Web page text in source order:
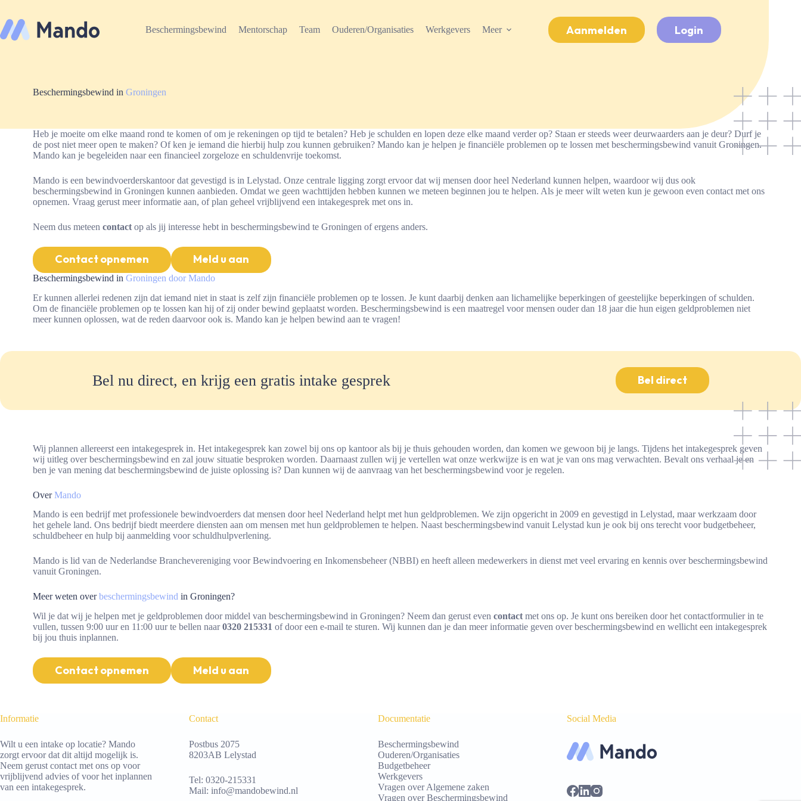
de
inhoud
Beschermingsbewind Mentorschap Team Ouderen/Organisaties Werkgevers Meer Aanmelden Login
Beschermingsbewind in Groningen
Heb je moeite om elke maand rond te komen of om je rekeningen op tijd te betalen? Heb je schulden en lopen deze elke maand verder op? Staan er steeds weer deurwaarders aan je deur? Durf je
de post niet meer open te maken? Of ken je iemand die hierbij hulp zou kunnen gebruiken? Mando kan je helpen je financiële problemen op te lossen met beschermingsbewind vanuit Groningen.
Mando kan je begeleiden naar een financieel zorgeloze en schuldenvrije toekomst.
Mando is een bewindvoerderskantoor dat gevestigd is in Lelystad. Onze centrale ligging zorgt ervoor dat wij mensen door heel Nederland kunnen helpen, waardoor wij dus ook
beschermingsbewind in Groningen kunnen aanbieden. Omdat we geen wachttijden hebben kunnen we meteen beginnen jou te helpen. Als je meer wilt weten kun je gewoon even contact met ons
opnemen. Vraag gerust meer informatie aan, of plan geheel vrijblijvend een intakegesprek met ons in.
Neem dus meteen contact op als jij interesse hebt in beschermingsbewind te Groningen of ergens anders.
Contact opnemen Meld u aan
Beschermingsbewind in Groningen door Mando
Er kunnen allerlei redenen zijn dat iemand niet in staat is zelf zijn financiële problemen op te lossen. Je kunt daarbij denken aan lichamelijke beperkingen of geestelijke beperkingen of schulden.
Om de financiële problemen op te lossen kan hij of zij onder bewind geplaatst worden. Beschermingsbewind is een maatregel voor mensen ouder dan 18 jaar die hun eigen geldproblemen niet
meer kunnen oplossen, wat de reden daarvoor ook is. Mando kan je helpen bewind aan te vragen!
Bel nu direct, en krijg een gratis intake gesprek Bel direct
Wij plannen allereerst een intakegesprek in. Het intakegesprek kan zowel bij ons op kantoor als bij je thuis gehouden worden, dan komen we gewoon bij je langs. Tijdens het intakegesprek geven
wij uitleg over beschermingsbewind en zal jouw situatie besproken worden. Daarnaast zullen wij je vertellen wat onze werkwijze is en wat je van ons mag verwachten. Bevalt ons verhaal je en
ben je van mening dat beschermingsbewind de juiste oplossing is? Dan kunnen wij de aanvraag van het beschermingsbewind voor je regelen.
OverMando
Mando is een bedrijf met professionele bewindvoerders dat mensen door heel Nederland helpt met hun geldproblemen. We zijn opgericht in 2009 en gevestigd in Lelystad, maar werkzaam door
het gehele land. Ons bedrijf biedt meerdere diensten aan om mensen met hun geldproblemen te helpen. Naast beschermingsbewind vanuit Lelystad kun je ook bij ons terecht voor budgetbeheer,
schuldbeheer en hulp bij aanmelding voor schuldhulpverlening.
Mando is lid van de Nederlandse Branchevereniging voor Bewindvoering en Inkomensbeheer (NBBI) en heeft alleen medewerkers in dienst met veel ervaring en kennis over beschermingsbewind
vanuit Groningen.
Meer weten overbeschermingsbewind in Groningen?
Wil je dat wij je helpen met je geldproblemen door middel van beschermingsbewind in Groningen? Neem dan gerust even contactmet ons op. Je kunt ons bereiken door het contactformulier in te
vullen, tussen 9:00 uur en 11:00 uur te bellen naar0320 215331 of door een e-mail te sturen. Wij kunnen dan je dan meer informatie geven over beschermingsbewind en wellicht een intakegesprek
bij jou thuis inplannen.
Contact opnemen Meld u aan
Informatie
Wilt u een intake op locatie? Mando
zorgt ervoor dat dit altijd mogelijk is.
Neem gerust contact met ons op voor
vrijblijvend advies of voor het inplannen
van een intakegesprek.
Contact
Postbus 2075
8203AB Lelystad
Tel:0320-215331
Mail:info@mandobewind.nl
Documentatie
Beschermingsbewind
Ouderen/Organisaties
Budgetbeheer
Werkgevers
Vragen over Algemene zaken
Vragen over Beschermingsbewind
Social Media